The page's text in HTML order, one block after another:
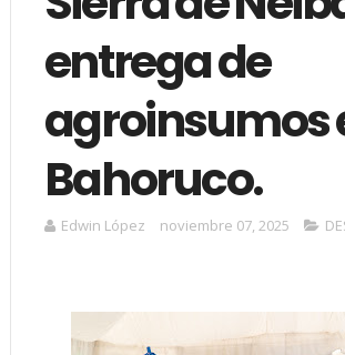
entrega de
agroinsumos
Bahoruco.
Edwin López noviembre 07, 2025